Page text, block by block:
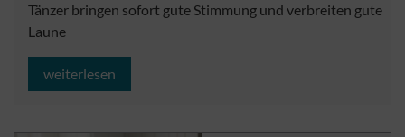
Tänzer bringen sofort gute Stimmung und verbreiten gute
Laune
weiterlesen